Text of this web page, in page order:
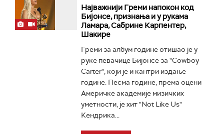
Најважнији Греми напокон код
Бијонсе, признања и у рукама
Ламара, Сабрине Карпентер,
Шакире
Греми за албум године отишао је у
руке певачице Бијонсе за "Cowboy
Carter", који је и кантри издање
године. Песма године, према оцени
Америчке академије мизичких
уметности, је хит "Not Like Us"
Кендрика...